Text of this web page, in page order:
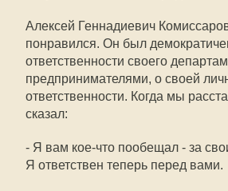
Алексей Геннадиевич
понравился. Он был
ответственности своего
предпринимателями, о своей
ответственности. Когда мы
сказал:
- Я вам кое-что пообещал - за
Я ответствен теперь перед вами.